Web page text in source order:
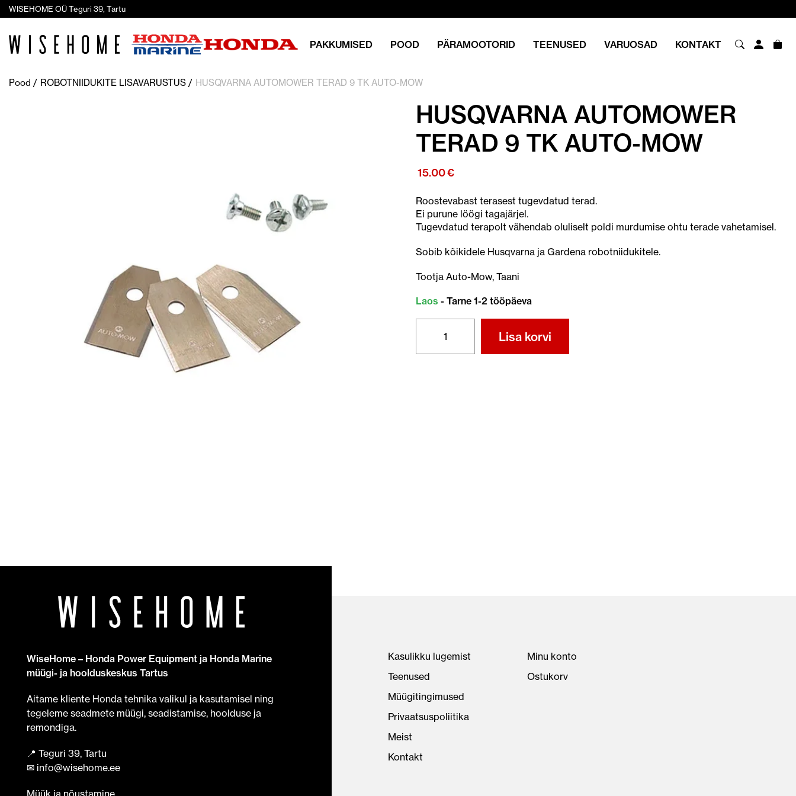
WISEHOME OÜ Teguri 39, Tartu
PAKKUMISED POOD PÄRAMOOTORID TEENUSED VARUOSAD KONTAKT
Pood ROBOTNIIDUKITE LISAVARUSTUS HUSQVARNA AUTOMOWER TERAD 9 TK AUTO-MOW
HUSQVARNA AUTOMOWER
TERAD 9 TK AUTO-MOW
15.00€
Roostevabast terasest tugevdatud terad.
Ei purune löögi tagajärjel.
Tugevdatud terapolt vähendab oluliselt poldi murdumise ohtu terade vahetamisel.
Sobib kõikidele Husqvarna ja Gardena robotniidukitele.
Tootja Auto-Mow, Taani
Laos - Tarne 1-2 tööpäeva
AUTOMOWER
Lisa korvi
WiseHome – Honda Power Equipment ja Honda Marine
müügi- ja hoolduskeskus Tartus
Aitame kliente Honda tehnika valikul ja kasutamisel ning
tegeleme seadmete müügi, seadistamise, hoolduse ja
remondiga.
📍 Teguri 39, Tartu
✉ info@wisehome.ee
Müük ja nõustamine
Kasulikku lugemist
Teenused
Müügitingimused
Privaatsuspoliitika
Meist
Kontakt
Minu konto
Ostukorv